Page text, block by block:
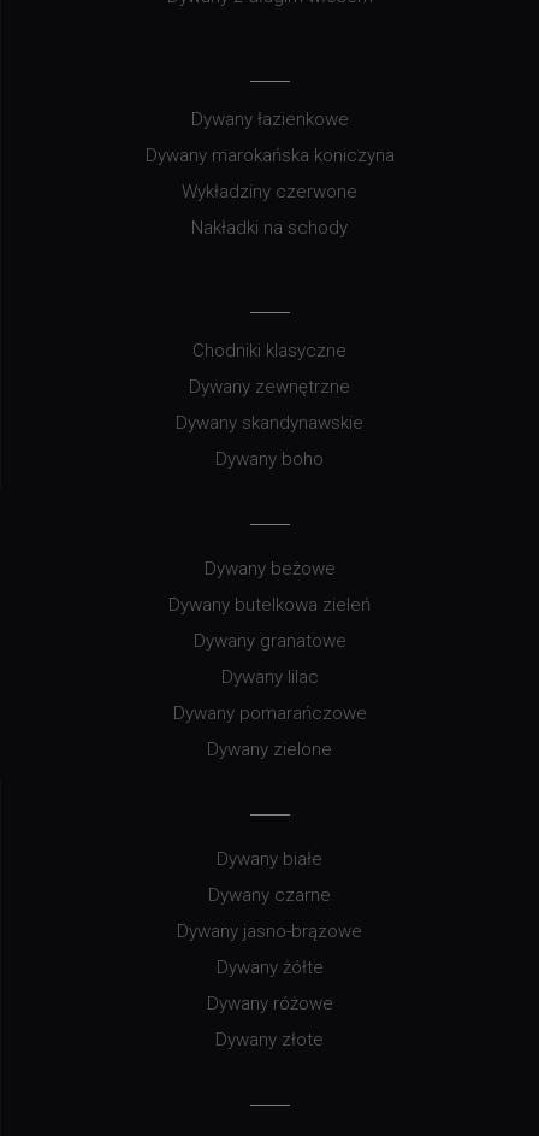
Dywany łazienkowe
Dywany marokańska koniczyna
Wykładziny czerwone
Nakładki na schody
Chodniki klasyczne
Dywany zewnętrzne
Dywany skandynawskie
Dywany boho
Dywany beżowe
Dywany butelkowa zieleń
Dywany granatowe
Dywany lilac
Dywany pomarańczowe
Dywany zielone
Dywany białe
Dywany czarne
Dywany jasno-brązowe
Dywany żółte
Dywany różowe
Dywany złote